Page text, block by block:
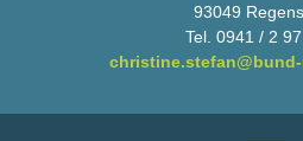
93049
Tel. 0941 / 2